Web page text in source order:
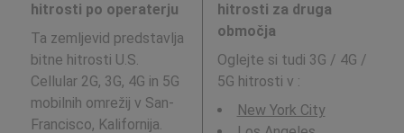
hitrosti po operaterju
Ta zemljevid predstavlja
bitne hitrosti U.S.
Cellular 2G, 3G, 4G in 5G
mobilnih omrežij v San-
Francisco, Kalifornija.
hitrosti za druga
območja
Oglejte si tudi 3G / 4G /
5G hitrosti v :
New York City